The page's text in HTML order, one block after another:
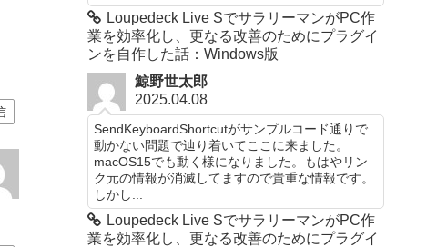
Loupedeck Live SでサラリーマンがPC作
業を効率化し、更なる改善のためにプラグイ
ンを自作した話：Windows版
鯨野世太郎
2025.04.08
SendKeyboardShortcutがサンプルコード通りで
動かない問題で辿り着いてここに来ました。
macOS15でも動く様になりました。もはやリン
ク元の情報が消滅してますので貴重な情報です。
しかし...
Loupedeck Live SでサラリーマンがPC作
業を効率化し、更なる改善のためにプラグイ